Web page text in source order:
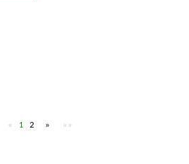
« 1 2 » »»